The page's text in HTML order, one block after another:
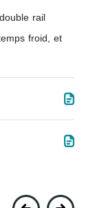
rail
froid, et